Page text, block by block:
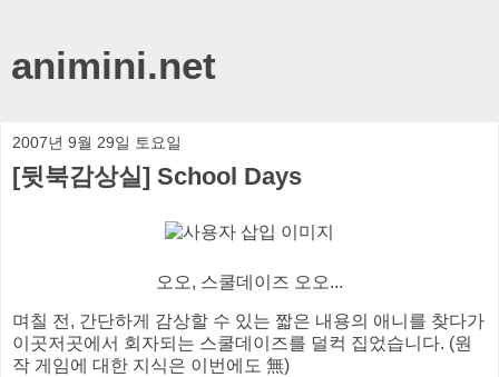
animini.net
2007년 9월 29일 토요일
[뒷북감상실] School Days
오오, 스쿨데이즈 오오...
며칠 전, 간단하게 감상할 수 있는 짧은 내용의 애니를 찾다가
이곳저곳에서 회자되는 스쿨데이즈를 덜컥 집었습니다. (원
작 게임에 대한 지식은 이번에도 無)